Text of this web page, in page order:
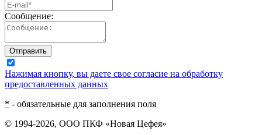
Сообщение:
Отправить
Нажимая кнопку, вы даете свое согласие на обработку
предоставленных данных
* - обязательные для заполнения поля
© 1994-2026, ООО ПКФ «Новая Цефея»